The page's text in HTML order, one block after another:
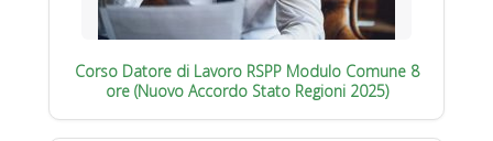
Corso Datore di Lavoro RSPP Modulo Comune 8
ore (Nuovo Accordo Stato Regioni 2025)